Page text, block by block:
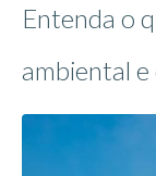
Entenda o
ambiental